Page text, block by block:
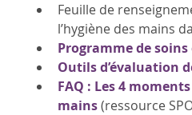
Feuille de
l’hygiène des mains
Programme de
Outils d’évaluation
FAQ : Les 4
mains(ressource